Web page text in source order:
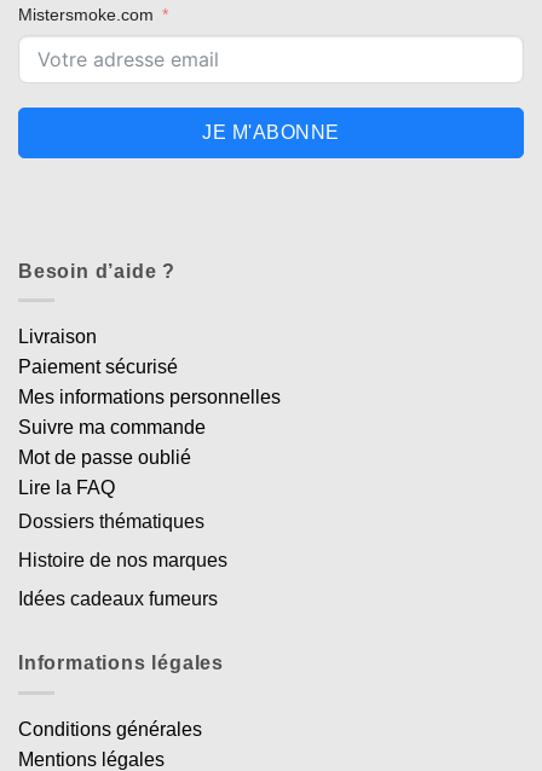
Mistersmoke.com
JE M'ABONNE
Besoin d’aide ?
Livraison
Paiement sécurisé
Mes informations personnelles
Suivre ma commande
Mot de passe oublié
Lire la FAQ
Dossiers thématiques
Histoire de nos marques
Idées cadeaux fumeurs
Informations légales
Conditions générales
Mentions légales